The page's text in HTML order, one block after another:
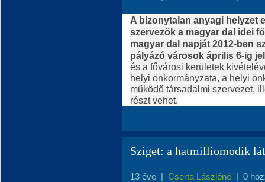
A bizonytalan anyagi helyzet
szervezők a magyar dal idei
magyar dal napját 2012-ben
pályázó városok április 6-ig
és a fővárosi kerületek
helyi önkormányzata, a helyi
működő társadalmi szervezet,
részt vehet.
Sziget: a hatmilliomodik
13 éve | Cserta Lászlóné | 0